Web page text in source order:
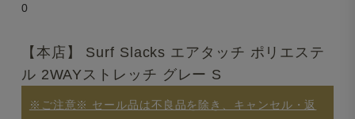
0
【本店】 Surf Slacks エアタッチ ポリエステ
ル 2WAYストレッチ グレー S
※ご注意※ セール品は不良品を除き、キャンセル・返